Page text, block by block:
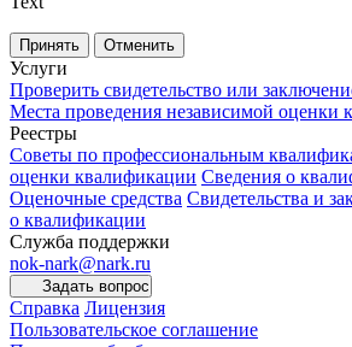
Принять Отменить
Услуги
Проверить свидетельство или
Места проведения независимой оценки
Реестры
Советы по профессиональным
оценки квалификации Сведения о
Оценочные средства Свидетельства и
о квалификации
Служба поддержки
nok-nark@nark.ru
Задать вопрос
Справка Лицензия
Пользовательское соглашение